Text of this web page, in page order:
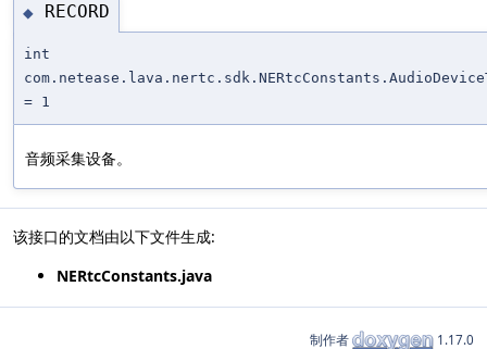
◆ RECORD
int
= 1
音频采集设备。
该接口的文档由以下文件生成:
NERtcConstants.java
制作者 1.17.0